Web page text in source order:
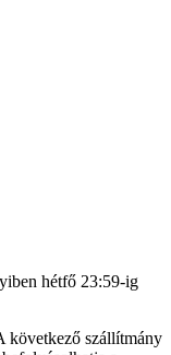
hétfő 23:59-ig
következő szállítmány